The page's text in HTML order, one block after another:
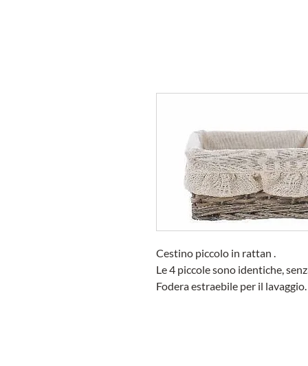
Cestino piccolo in rattan .
Le 4 piccole sono identiche,
Fodera estraebile per il lavaggio.